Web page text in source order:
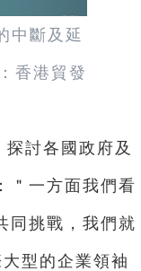
中斷及延
香港貿發
討各國政府及
＂一方面我們看
同挑戰，我們就
型的企業領袖